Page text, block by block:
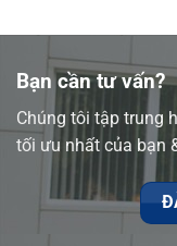
Bạn cần tư vấn?
Chúng tôi tập trung
tối ưu nhất của bạn